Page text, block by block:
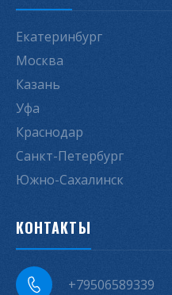
Екатеринбург
Москва
Казань
Уфа
Краснодар
Санкт-Петербург
Южно-Сахалинск
КОНТАКТЫ
+79506589339